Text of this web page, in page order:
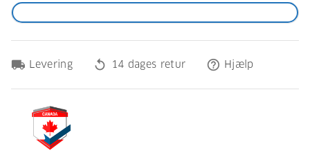
local_shipping Levering replay 14 dages retur help_outline Hjælp